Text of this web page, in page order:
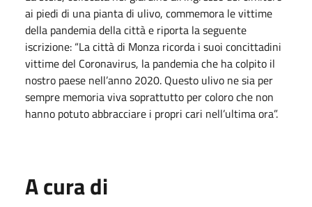
ai piedi di una pianta di ulivo, commemora le vittime
della pandemia della città e riporta la seguente
iscrizione: “La città di Monza ricorda i suoi concittadini
vittime del Coronavirus, la pandemia che ha colpito il
nostro paese nell’anno 2020. Questo ulivo ne sia per
sempre memoria viva soprattutto per coloro che non
hanno potuto abbracciare i propri cari nell’ultima ora”.
A cura di